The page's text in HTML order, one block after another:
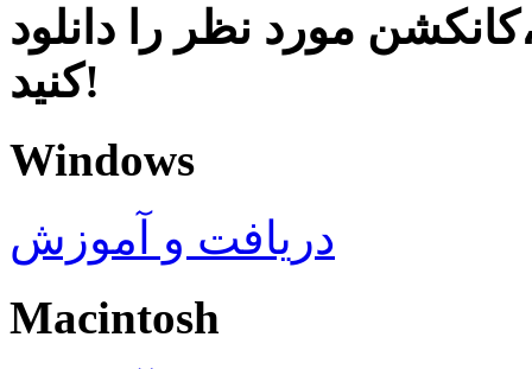
مورد نظر را دانلود
کنید!
Windows
دریافت و آموزش
Macintosh